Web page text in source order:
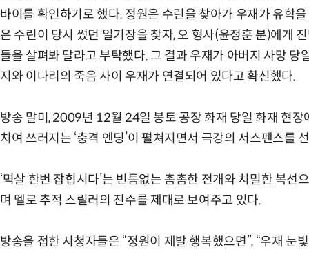
바이를 확인하기로 했다. 정원은 수린을 찾아가 우재가 유학
은 수린이 당시 썼던 일기장을 찾자, 오 형사(윤정훈 분)에게
들을 살펴봐 달라고 부탁했다. 그 결과 우재가 아버지 사망 당
지와 이나리의 죽음 사이 우재가 연결되어 있다고 확신했다.
방송 말미, 2009년 12월 24일 봉토 공장 화재 당일 화재 현
치여 쓰러지는 ‘충격 엔딩’이 펼쳐지면서 극강의 서스펜스를
‘멱살 한번 잡힙시다’는 빈틈없는 촘촘한 전개와 치밀한 복
며 멜로 추적 스릴러의 진수를 제대로 보여주고 있다.
방송을 접한 시청자들은 “정원이 제발 행복했으면”, “우재 눈